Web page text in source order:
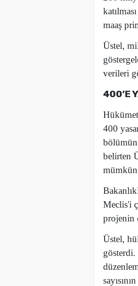
maaş
Üstel,
verileri
400’E
400
belirten
Meclis'i
projenin
Üstel,